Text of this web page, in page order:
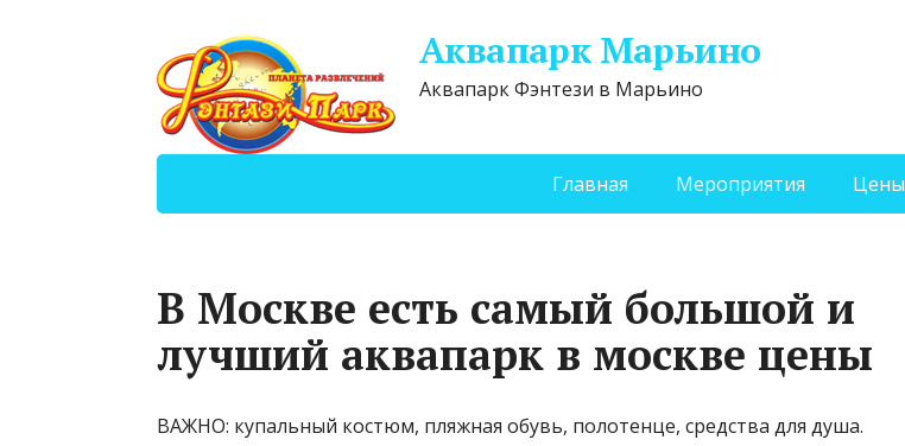
Аквапарк Марьино
Аквапарк Фэнтези в Марьино
Главная Мероприятия Цены
В Москве есть самый большой и
лучший аквапарк в москве цены
ВАЖНО: купальный костюм, пляжная обувь, полотенце, средства для душа.